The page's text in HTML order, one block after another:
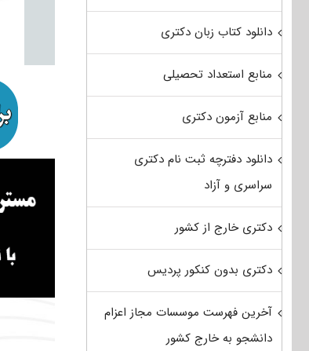
دانلود کتاب زبان دکتری
منابع استعداد تحصیلی
منابع آزمون دکتری
دانلود دفترچه ثبت نام دکتری
سراسری و آزاد
دکتری خارج از کشور
دکتری بدون کنکور پردیس
آخرین فهرست موسسات مجاز اعزام
دانشجو به خارج کشور